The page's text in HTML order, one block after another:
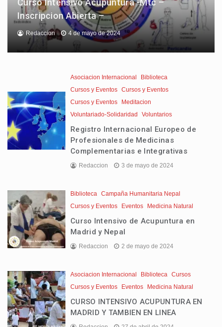
Inscripcion Abierta –
Redaccion 4 de mayo de 2024
Asociacion Internacional
Biblioteca
Cursos y Eventos Cursos y Eventos
Cursos y Eventos
Meditacion
Voluntariado-Solidaridad
Voluntarios
Registro Internacional Europeo de
Profesionales de Medicinas
Complementarias e Integrativas
Redaccion 3 de mayo de 2024
Biblioteca
Campaña Humanitaria Nepal
Cursos y Eventos
Eventos Medicina Natural
Curso Intensivo de Acupuntura en
Madrid y Nepal
Redaccion 2 de mayo de 2024
Asociacion Internacional Biblioteca
Cursos
Cursos y Eventos
Eventos Medicina Natural
CURSO INTENSIVO ACUPUNTURA EN
MADRID Y TAMBIEN EN LINEA